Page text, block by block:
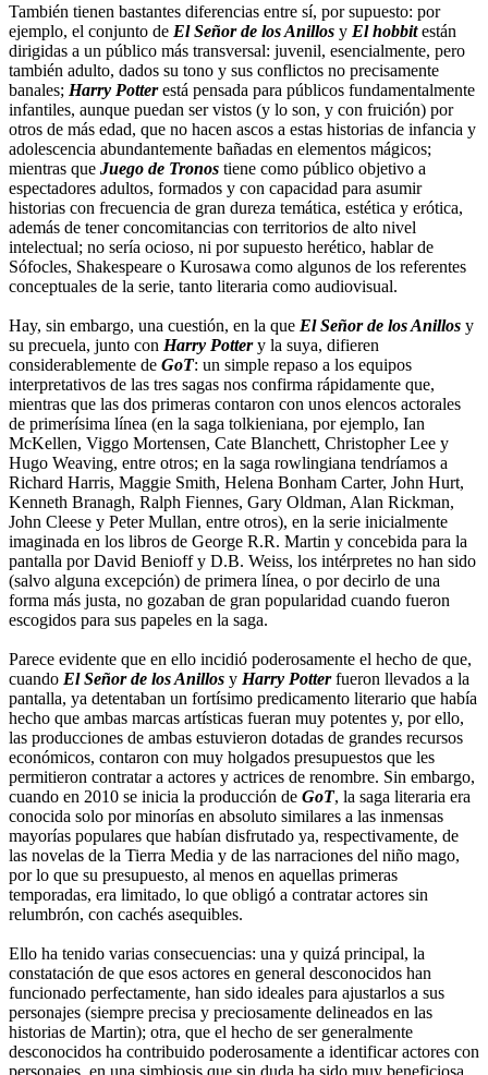
También tienen bastantes diferencias entre sí, por supuesto: por
ejemplo, el conjunto de El Señor de los Anillos y El hobbitestán
dirigidas a un público más transversal: juvenil, esencialmente, pero
también adulto, dados su tono y sus conflictos no precisamente
banales; Harry Potterestá pensada para públicos fundamentalmente
infantiles, aunque puedan ser vistos (y lo son, y con fruición) por
otros de más edad, que no hacen ascos a estas historias de infancia y
adolescencia abundantemente bañadas en elementos mágicos;
mientras que Juego de Tronos tiene como público objetivo a
espectadores adultos, formados y con capacidad para asumir
historias con frecuencia de gran dureza temática, estética y erótica,
además de tener concomitancias con territorios de alto nivel
intelectual; no sería ocioso, ni por supuesto herético, hablar de
Sófocles, Shakespeare o Kurosawa como algunos de los referentes
conceptuales de la serie, tanto literaria como audiovisual.
Hay, sin embargo, una cuestión, en la que El Señor de los Anillos y
su precuela, junto con Harry Pottery la suya, difieren
considerablemente de GoT: un simple repaso a los equipos
interpretativos de las tres sagas nos confirma rápidamente que,
mientras que las dos primeras contaron con unos elencos actorales
de primerísima línea (en la saga tolkieniana, por ejemplo, Ian
McKellen, Viggo Mortensen, Cate Blanchett, Christopher Lee y
Hugo Weaving, entre otros; en la saga rowlingiana tendríamos a
Richard Harris, Maggie Smith, Helena Bonham Carter, John Hurt,
Kenneth Branagh, Ralph Fiennes, Gary Oldman, Alan Rickman,
John Cleese y Peter Mullan, entre otros), en la serie inicialmente
imaginada en los libros de George R.R. Martin y concebida para la
pantalla por David Benioff y D.B. Weiss, los intérpretes no han sido
(salvo alguna excepción) de primera línea, o por decirlo de una
forma más justa, no gozaban de gran popularidad cuando fueron
escogidos para sus papeles en la saga.
Parece evidente que en ello incidió poderosamente el hecho de que,
cuando El Señor de los Anillos y Harry Potterfueron llevados a la
pantalla, ya detentaban un fortísimo predicamento literario que había
hecho que ambas marcas artísticas fueran muy potentes y, por ello,
las producciones de ambas estuvieron dotadas de grandes recursos
económicos, contaron con muy holgados presupuestos que les
permitieron contratar a actores y actrices de renombre. Sin embargo,
cuando en 2010 se inicia la producción de GoT, la saga literaria era
conocida solo por minorías en absoluto similares a las inmensas
mayorías populares que habían disfrutado ya, respectivamente, de
las novelas de la Tierra Media y de las narraciones del niño mago,
por lo que su presupuesto, al menos en aquellas primeras
temporadas, era limitado, lo que obligó a contratar actores sin
relumbrón, con cachés asequibles.
Ello ha tenido varias consecuencias: una y quizá principal, la
constatación de que esos actores en general desconocidos han
funcionado perfectamente, han sido ideales para ajustarlos a sus
personajes (siempre precisa y preciosamente delineados en las
historias de Martin); otra, que el hecho de ser generalmente
desconocidos ha contribuido poderosamente a identificar actores con
personajes, en una simbiosis que sin duda ha sido muy beneficiosa